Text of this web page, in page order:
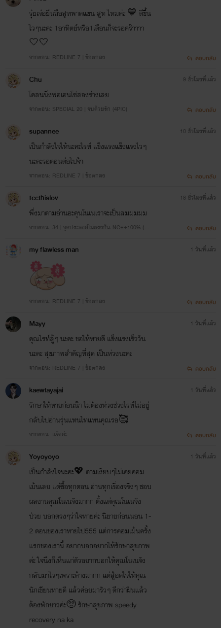
รุ๋ยเจ๋อยืนถือสูทพาดแขน สูท ไหมค่ะ 💙​ ดีขึ้น
ไวๆนะคะ 1อาทิตย์หรือ1เดือนก็จะรอคร๊าาาา
🤍🤍​
จากตอน: REDLINE 7 | ข้อตกลง ตอบกลับ
Chu
โคลนนิ่งพ่อเอนโซ่สองร่างเลย
จากตอน: SPECIAL 20 | จบด้วยรัก (4PIC)
9 ชั่วโมงที่แล้ว
ตอบกลับ
supannee
เป็นกำลังใจให้นะคะไรท์ แข็งแรงแข็งแรงไวๆ
นะคะรอตอนต่อไปจ้า
จากตอน: REDLINE 7 | ข้อตกลง
10 ชั่วโมงที่แล้ว
ตอบกลับ
fccthislov
พึ่งมาตามอ่านอะคุนโนเนเราจะเป็นลมมมมม
จากตอน: 34 | จุดประสงค์ไม่ตรงกัน NC++100% (2PI
18 ชั่วโมงที่แล้ว
ตอบกลับ
my flawless man
จากตอน: REDLINE 7 | ข้อตกลง
1 วันที่แล้ว
ตอบกลับ
Mayy
คุณไรท์สู้ๆ นะคะ ขอให้หายดี แข็งแรงเร็ววัน
นะคะ สุขภาพสำคัญที่สุด เป็นห่วงนะคะ
จากตอน: REDLINE 7 | ข้อตกลง
1 วันที่แล้ว
ตอบกลับ
kaewtayajai
รักษาให้หายก่อนน๊า ไม่ต้องห่วงช่วงไรท์ไม่อยู่
กลับไปอ่านรุ่นแทนไทแทนคุณรอ🥰
จากตอน: แจ้งค่ะ
1 วันที่แล้ว
ตอบกลับ
Yoyoyoyo
เป็นกำลังใจนะคะ💖 ตามเงียบๆไม่เคยคอม
เม้นเลย แต่ซื้อทุกตอน อ่านทุกเรื่องจริงๆ ชอบ
ผลงานคุณโนเนจังมากก ตั้งแต่คุณโนเนจัง
ป่วย บอกตรงๆว่าใจหายค่ะ นิยายก่อนนอน 1-
2 ตอนของเราหายไป555 แต่การคอมเม้นครั้ง
แรกของเรานี้ อยากบอกอยากให้รักษาสุขภาพ
ค่ะ ใจนึงก็เห็นแก่ตัวอยากบอกให้คุณโนเนจัง
กลับมาไวๆเพราะค้างมากก แต่สู้อดใจให้คุณ
นักเขียนหายดี แล้วค่อยมารัวๆ ดีกว่าฝืนแล้ว
ต้องพักยาวค่ะ🥺 รักษาสุขภาพ speedy
recovery na ka
1 วันที่แล้ว